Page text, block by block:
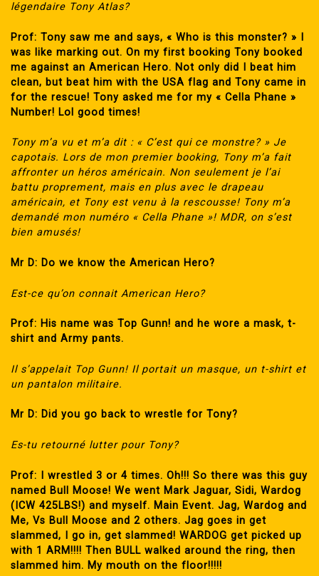
légendaire Tony Atlas?
Prof: Tony saw me and says, « Who is this monster? » I
was like marking out. On my first booking Tony booked
me against an American Hero. Not only did I beat him
clean, but beat him with the USA flag and Tony came in
for the rescue! Tony asked me for my « Cella Phane »
Number! Lol good times!
Tony m’a vu et m’a dit : « C’est qui ce monstre? » Je
capotais. Lors de mon premier booking, Tony m’a fait
affronter un héros américain. Non seulement je l’ai
battu proprement, mais en plus avec le drapeau
américain, et Tony est venu à la rescousse! Tony m’a
demandé mon numéro « Cella Phane »! MDR, on s’est
bien amusés!
Mr D: Do we know the American Hero?
Est-ce qu’on connait American Hero?
Prof: His name was Top Gunn! and he wore a mask, t-
shirt and Army pants.
Il s’appelait Top Gunn! Il portait un masque, un t-shirt et
un pantalon militaire.
Mr D: Did you go back to wrestle for Tony?
Es-tu retourné lutter pour Tony?
Prof: I wrestled 3 or 4 times. Oh!!! So there was this guy
named Bull Moose! We went Mark Jaguar, Sidi, Wardog
(ICW 425LBS!) and myself. Main Event. Jag, Wardog and
Me, Vs Bull Moose and 2 others. Jag goes in get
slammed, I go in, get slammed! WARDOG get picked up
with 1 ARM!!!! Then BULL walked around the ring, then
slammed him. My mouth on the floor!!!!!